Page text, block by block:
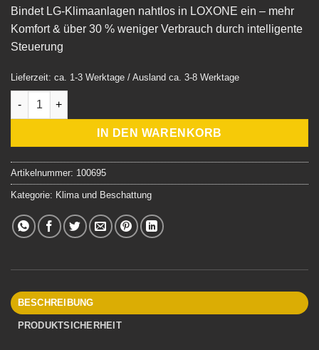
Bindet LG-Klimaanlagen nahtlos in LOXONE ein – mehr
Komfort & über 30 % weniger Verbrauch durch intelligente
Steuerung
Lieferzeit: ca. 1-3 Werktage / Ausland ca. 3-8 Werktage
Loxone AC Control Tree für LG Menge
IN DEN WARENKORB
Artikelnummer: 100695
Kategorie: Klima und Beschattung
BESCHREIBUNG
PRODUKTSICHERHEIT